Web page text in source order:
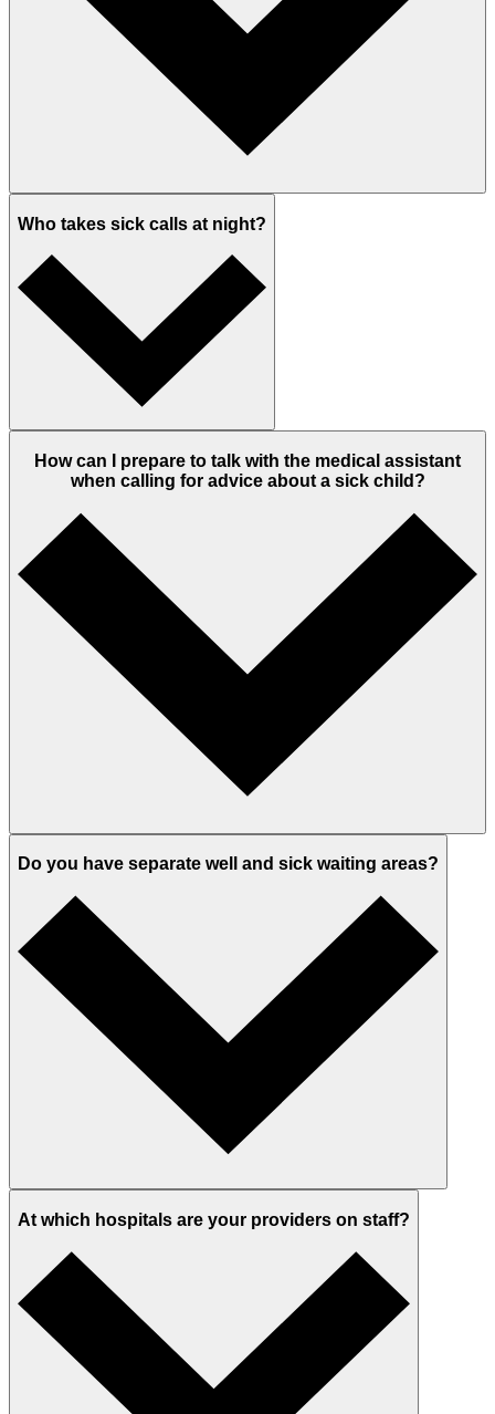
Who takes sick calls at night?
How can I prepare to talk with the medical assistant
when calling for advice about a sick child?
Do you have separate well and sick waiting areas?
At which hospitals are your providers on staff?